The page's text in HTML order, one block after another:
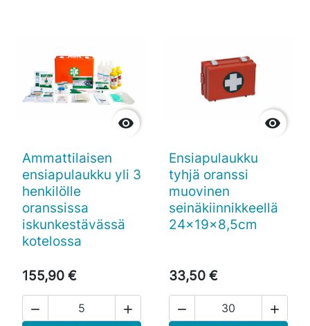

Ammattilaisen
ensiapulaukku yli 3
henkilölle
oranssissa
iskunkestävässä
kotelossa
155,90 €
 

Ensiapulaukku
tyhjä oranssi
muovinen
seinäkiinnikkeellä
24x19x8,5cm
33,50 €
 